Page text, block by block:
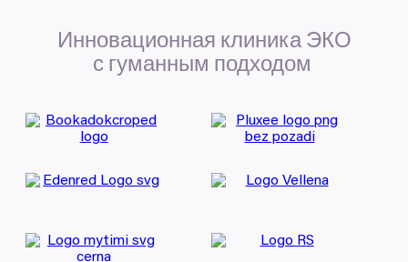
Инновационная клиника ЭКО
с гуманным подходом